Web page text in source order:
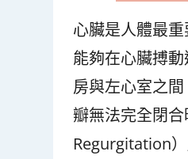
心臟是人體最
能夠在心臟搏
房與左心室之
瓣無法完全閉
Regurgitation